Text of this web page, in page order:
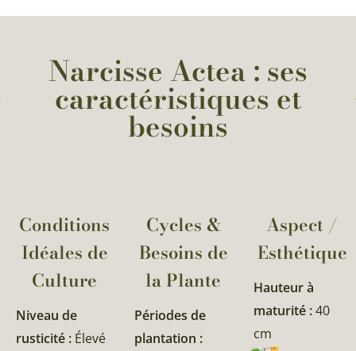
Narcisse Actea : ses
caractéristiques et
besoins
Conditions
Idéales de
Culture
Niveau de
rusticité : Élevé
Cycles &
Besoins de
la Plante​
Périodes de
plantation :
Aspect /
Esthétique
Hauteur à
maturité :40
cm